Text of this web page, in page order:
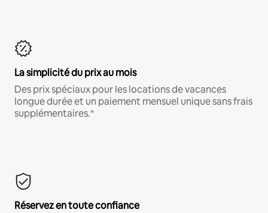
La simplicité du prix au mois
Des prix spéciaux pour les locations de vacances
longue durée et un paiement mensuel unique sans frais
supplémentaires.*
Réservez en toute confiance